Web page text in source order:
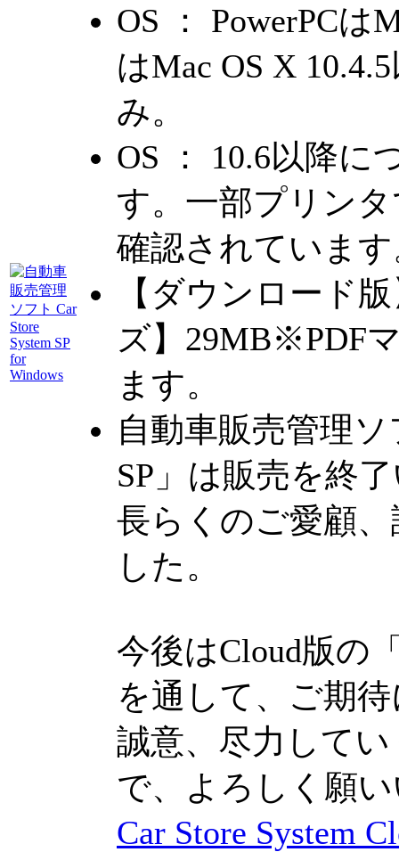
OS ： PowerPCは
はMac OS X
み。
OS ： 10.6以降に
す。一部プリン
確認されていま
【ダウンロード
ズ】29MB※PDF
ます。
自動車販売管理ソ
SP」は販売を終
長らくのご愛顧
した。
今後はCloud版の
を通して、ご期
誠意、尽力して
で、よろしく願
Car Store System